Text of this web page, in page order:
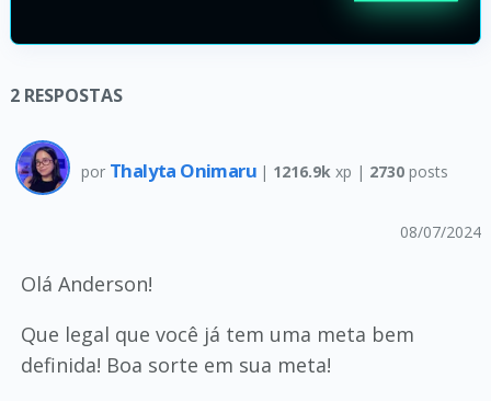
2 RESPOSTAS
por Thalyta Onimaru | 1216.9k xp | 2730 posts
08/07/2024
Olá Anderson!
Que legal que você já tem uma meta bem
definida! Boa sorte em sua meta!